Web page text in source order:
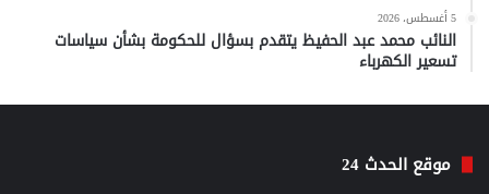
5 أغسطس، 2026
النائب محمد عبد الحفيظ يتقدم بسؤال للحكومة بشأن سياسات
تسعير الكهرباء
موقع الحدث 24